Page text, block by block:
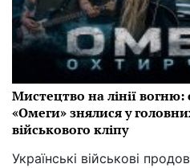
Мистецтво на лінії
«Омеги» знялися у
військового кліпу
Українські військові